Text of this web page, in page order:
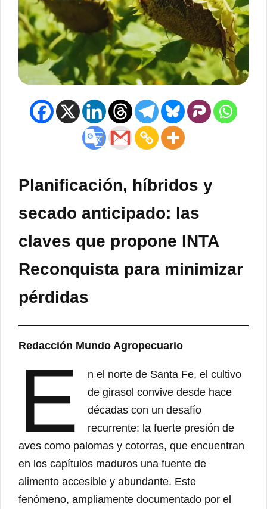
Planificación, híbridos y
secado anticipado: las
claves que propone INTA
Reconquista para minimizar
pérdidas
Redacción Mundo Agropecuario
E
n el norte de Santa Fe, el cultivo
de girasol convive desde hace
décadas con un desafío
recurrente: la fuerte presión de
aves como palomas y cotorras, que encuentran
en los capítulos maduros una fuente de
alimento accesible y abundante. Este
fenómeno, ampliamente documentado por el